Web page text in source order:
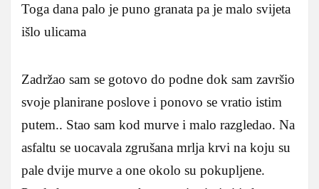
Toga dana palo je puno granata pa je malo svijeta
išlo ulicama
Zadržao sam se gotovo do podne dok sam završio
svoje planirane poslove i ponovo se vratio istim
putem.. Stao sam kod murve i malo razgledao. Na
asfaltu se uocavala zgrušana mrlja krvi na koju su
pale dvije murve a one okolo su pokupljene.